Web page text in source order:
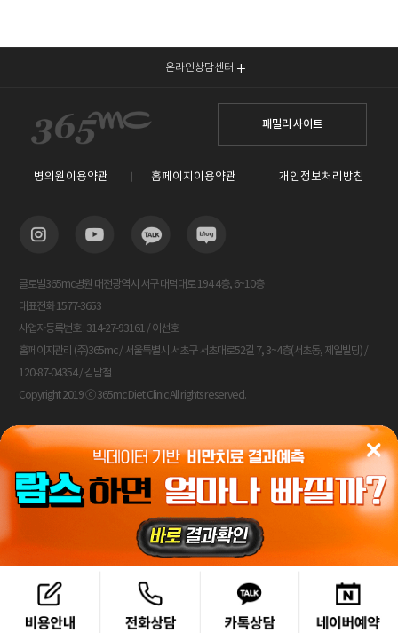
온라인상담센터
패밀리 사이트
병의원이용약관 홈페이지이용약관 개인정보처리방침
글로벌365mc병원 대전광역시 서구 대덕대로 194 4층, 6~10층
대표전화 1577-3653
사업자등록번호 : 314-27-93161 / 이선호
홈페이지관리 (주)365mc / 서울특별시 서초구 서초대로52길 7, 3~4층(서초동, 제일빌딩) /
120-87-04354 / 김남철
Copyright 2019 ⓒ 365mc Diet Clinic All rights reserved.